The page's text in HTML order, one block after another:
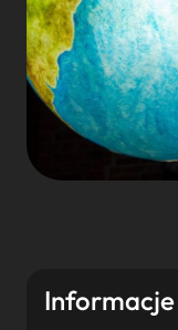
Informacje